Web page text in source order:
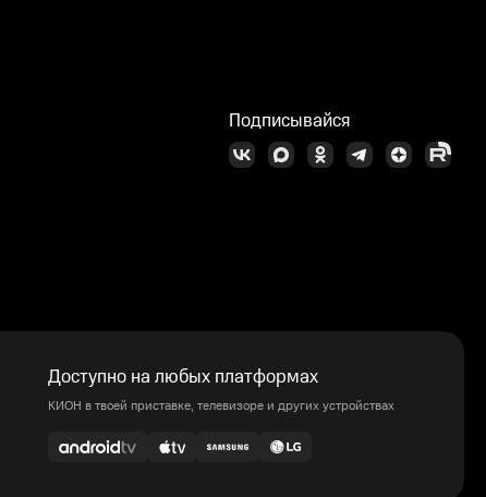
Подписывайся
Доступно на любых платформах
КИОН в твоей приставке, телевизоре и других устройствах